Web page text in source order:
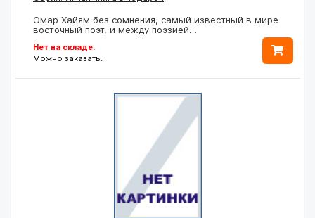
Омар Хайям без сомнения, самый известный в мире
восточный поэт, и между поэзией…
Нет на складе.
Можно заказать.